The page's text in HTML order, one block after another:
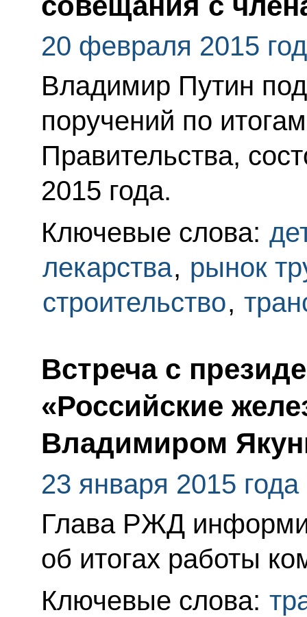
20 февраля 2015
Владимир Путин
поручений по
Правительства,
2015 года.
Ключевые слова:
лекарства, рынок
строительство,
Встреча с
«Российские
Владимиром
23 января 2015 года
Глава РЖД
об итогах работы
Ключевые слова: